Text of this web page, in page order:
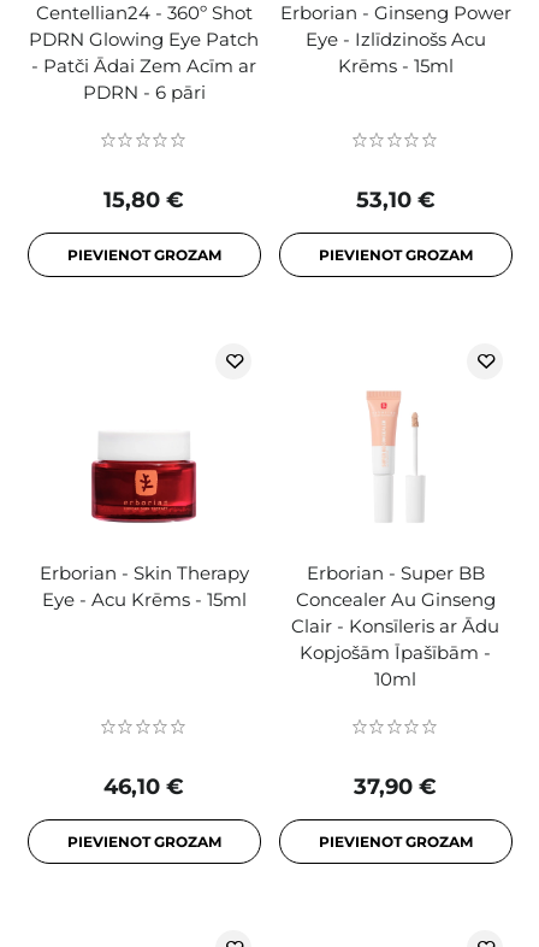
Centellian24 - 360º Shot
PDRN Glowing Eye Patch
- Patči Ādai Zem Acīm ar
PDRN - 6 pāri
15,80 €
PIEVIENOT GROZAM
Erborian - Ginseng Power
Eye - Izlīdzinošs Acu
Krēms - 15ml
53,10 €
PIEVIENOT GROZAM
Erborian - Skin Therapy
Eye - Acu Krēms - 15ml
46,10 €
PIEVIENOT GROZAM
Erborian - Super BB
Concealer Au Ginseng
Clair - Konsīleris ar Ādu
Kopjošām Īpašībām -
10ml
37,90 €
PIEVIENOT GROZAM